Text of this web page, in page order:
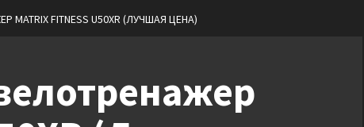
FITNESS U50XR (ЛУЧШАЯ ЦЕНА)